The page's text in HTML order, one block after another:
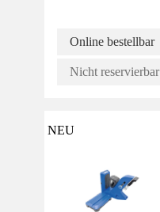
Online bestellbar
Nicht reservierbar
NEU